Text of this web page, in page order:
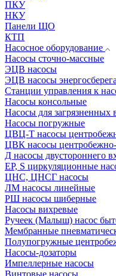
ПКУ
НКУ
Панели ЩО
КТП
Насосное оборудование
Насосы сточно-массные
ЭЦВ насосы
ЭЦВ насосы
Станции управления к
Насосы консольные
Насосы для загрязненных
Насосы погружные
ЦВЦ-Т насосы
ЦВК насосы
Д насосы двустороннего
EP, S циркуляционные
ЦНС, ЦНСГ насосы
ЛМ насосы линейные
РШ насосы шиберные
Насосы вихревые
Ручеек (Малыш) насос
Мембранные
Полупогружные
Насосы-дозаторы
Импеллерные насосы
Винтовые насосы